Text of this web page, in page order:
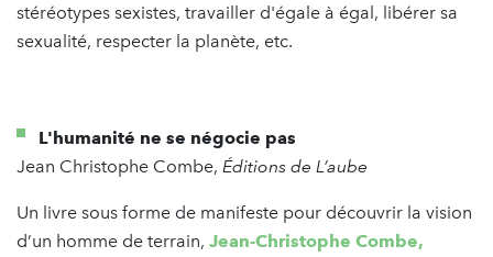
stéréotypes sexistes, travailler d'égale à égal, libérer sa
sexualité, respecter la planète, etc.
L'humanité ne se négocie pas
Jean Christophe Combe, Éditions de L’aube
Un livre sous forme de manifeste pour découvrir la vision
d’un homme de terrain, Jean-Christophe Combe,